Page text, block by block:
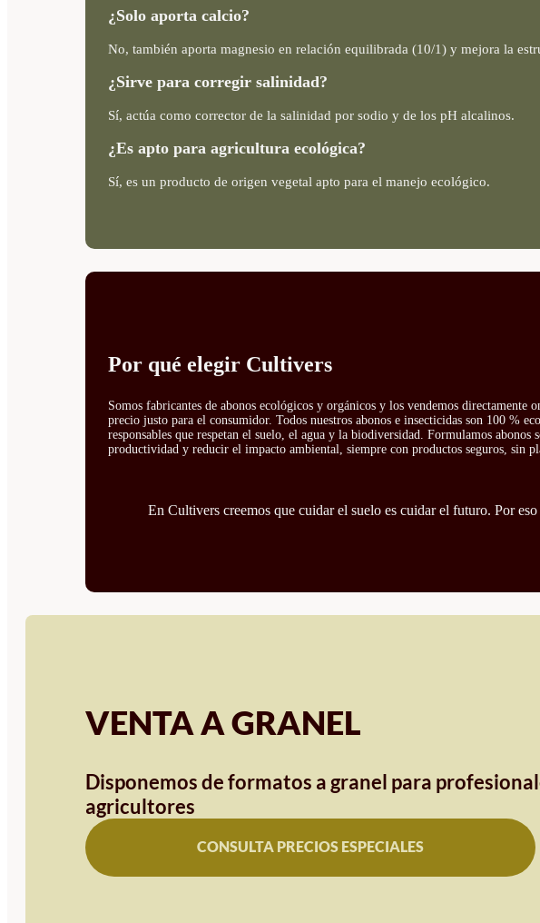
¿Solo aporta calcio?
No, también aporta magnesio en relación equilibrada (10/1) y mejora la
¿Sirve para corregir salinidad?
Sí, actúa como corrector de la salinidad por sodio y de los pH alcalinos.
¿Es apto para agricultura ecológica?
Sí, es un producto de origen vegetal apto para el manejo ecológico.
Por qué elegir Cultivers
Somos fabricantes de abonos ecológicos y orgánicos y los vendemos
precio justo para el consumidor. Todos nuestros abonos e insecticidas son 100 %
responsables que respetan el suelo, el agua y la biodiversidad. Formulamos
productividad y reducir el impacto ambiental, siempre con productos seguros, sin
En Cultivers creemos que cuidar el suelo es cuidar el futuro. Por
VENTA A GRANEL
Disponemos de formatos a granel para
agricultores
CONSULTA PRECIOS ESPECIALES